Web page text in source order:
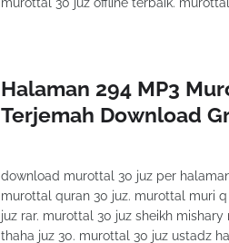
Halaman 294 MP3
Terjemah Download
download murottal 30 juz per
murottal quran 30 juz. murottal muri
juz rar. murottal 30 juz sheikh
thaha juz 30. murottal 30 juz ustadz